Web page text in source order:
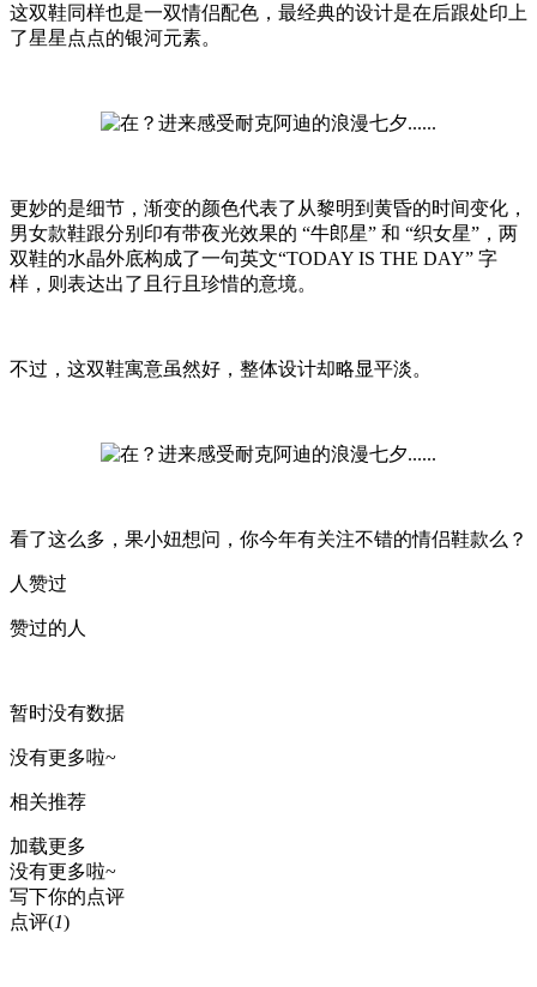
这双鞋同样也是一双情侣配色，最经典的设计是在后跟处印上
了星星点点的银河元素。
更妙的是细节，渐变的颜色代表了从黎明到黄昏的时间变化，
男女款鞋跟分别印有带夜光效果的 “牛郎星” 和 “织女星”，两
双鞋的水晶外底构成了一句英文“TODAY IS THE DAY” 字
样，则表达出了且行且珍惜的意境。
不过，这双鞋寓意虽然好，整体设计却略显平淡。
看了这么多，果小妞想问，你今年有关注不错的情侣鞋款么？
人赞过
赞过的人
暂时没有数据
没有更多啦~
相关推荐
加载更多
没有更多啦~
写下你的点评
点评(1)